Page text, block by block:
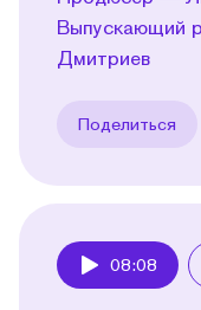
Выпускающий
Дмитриев
Поделиться
08:08